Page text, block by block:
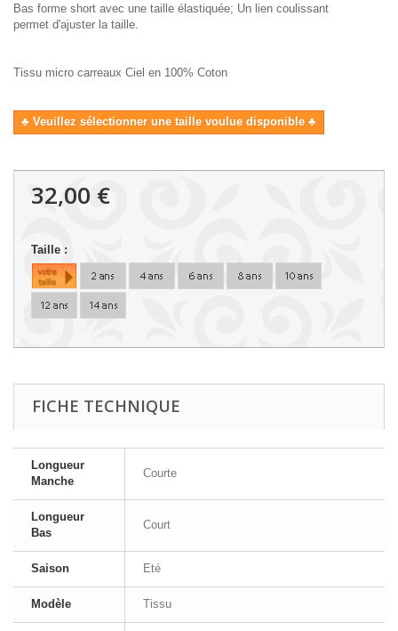
Bas forme short avec une taille élastiquée; Un lien coulissant
permet d'ajuster la taille.
Tissu micro carreaux Ciel en 100% Coton
♣ Veuillez sélectionner une taille voulue disponible ♣
32,00 €
Taille :
FICHE TECHNIQUE
Longueur
Manche
Courte
Longueur
Bas
Court
Saison Eté
Modèle Tissu